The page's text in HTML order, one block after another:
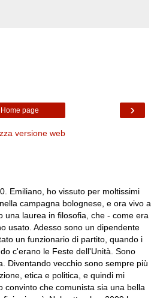
›
Home page
versione web
Emiliano, ho vissuto per moltissimi
campagna bolognese, e ora vivo a
una laurea in filosofia, che - come era
usato. Adesso sono un dipendente
un funzionario di partito, quando i
c'erano le Feste dell'Unità. Sono
Diventando vecchio sono sempre più
etica e politica, e quindi mi
convinto che comunista sia una bella